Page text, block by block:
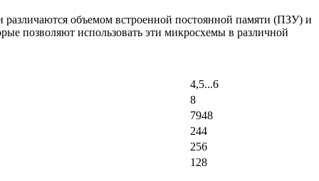
объемом встроенной постоянной памяти (ПЗУ) и
позволяют использовать эти микросхемы в различной
4,5...6
8
7948
244
256
128